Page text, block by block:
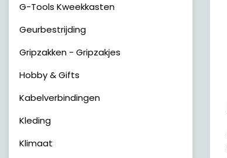
G-Tools Kweekkasten
Geurbestrijding
Gripzakken - Gripzakjes
Hobby & Gifts
Kabelverbindingen
Kleding
Klimaat